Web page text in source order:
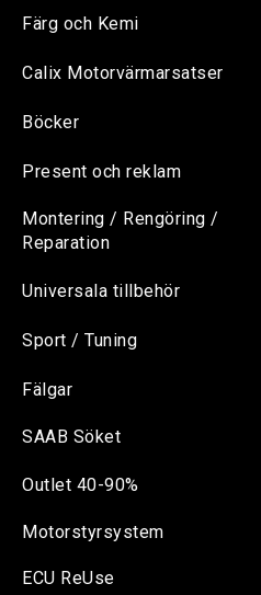
Färg och Kemi
Calix Motorvärmarsatser
Böcker
Present och reklam
Montering / Rengöring /
Reparation
Universala tillbehör
Sport / Tuning
Fälgar
SAAB Söket
Outlet 40-90%
Motorstyrsystem
ECU ReUse